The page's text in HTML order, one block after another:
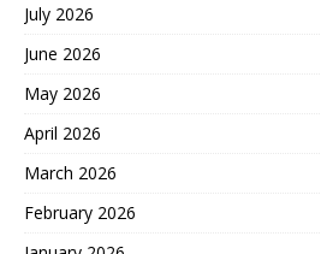
July 2026
June 2026
May 2026
April 2026
March 2026
February 2026